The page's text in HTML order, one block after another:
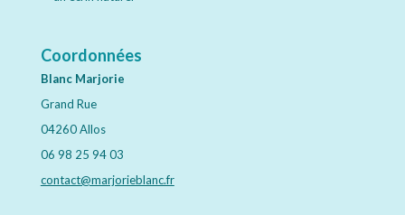
Coordonnées
Blanc Marjorie
Grand Rue
04260 Allos
06 98 25 94 03
contact@marjorieblanc.fr